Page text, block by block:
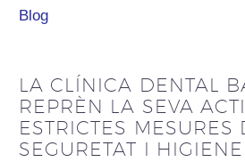
Blog
LA CLÍNICA DENTAL
REPRÈN LA SEVA
ESTRICTES MESURES
SEGURETAT I HIGIENE